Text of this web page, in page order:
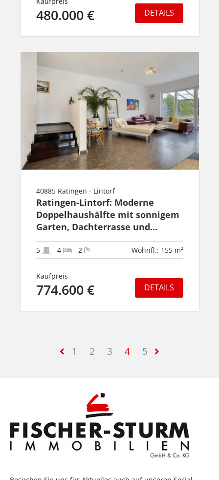
480.000 € DETAILS
40885 Ratingen - Lintorf
Ratingen-Lintorf: Moderne
Doppelhaushälfte mit sonnigem
Garten, Dachterrasse und
Garage
5 4 2 Wohnfl.: 155 m²
Kaufpreis
774.600 € DETAILS
1 2 3 4 5